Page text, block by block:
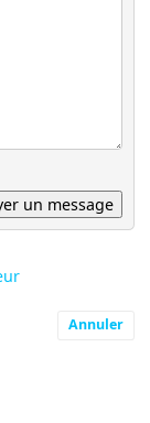
Annuler